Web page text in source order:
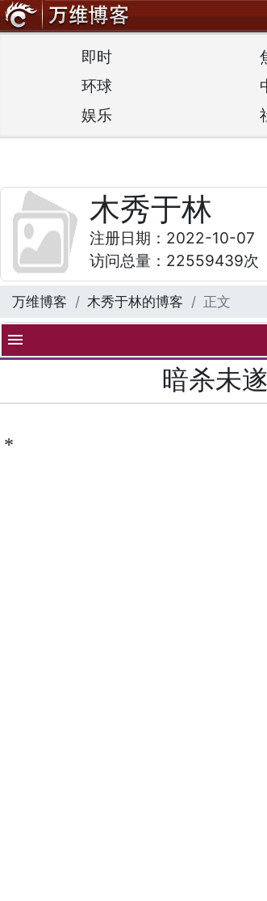
即时
环球
娱乐
木秀于林
注册日期：2022-10-07
访问总量：22559439次
万维博客 木秀于林的博客 正文
menu
暗杀未
*